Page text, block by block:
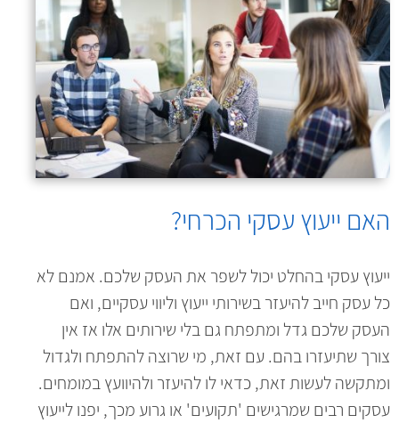
האם ייעוץ עסקי הכרחי?
ייעוץ עסקי בהחלט יכול לשפר את העסק שלכם. אמנם לא
כל עסק חייב להיעזר בשירותי ייעוץ וליווי עסקיים, ואם
העסק שלכם גדל ומתפתח גם בלי שירותים אלו אז אין
צורך שתיעזרו בהם. עם זאת, מי שרוצה להתפתח ולגדול
ומתקשה לעשות זאת, כדאי לו להיעזר ולהיוועץ במומחים.
עסקים רבים שמרגישים 'תקועים' או גרוע מכך, יפנו לייעוץ